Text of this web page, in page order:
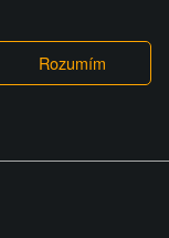
provozovatele
nebo video na
videa nebo
uplatnit vůči
škody nebo
To jen